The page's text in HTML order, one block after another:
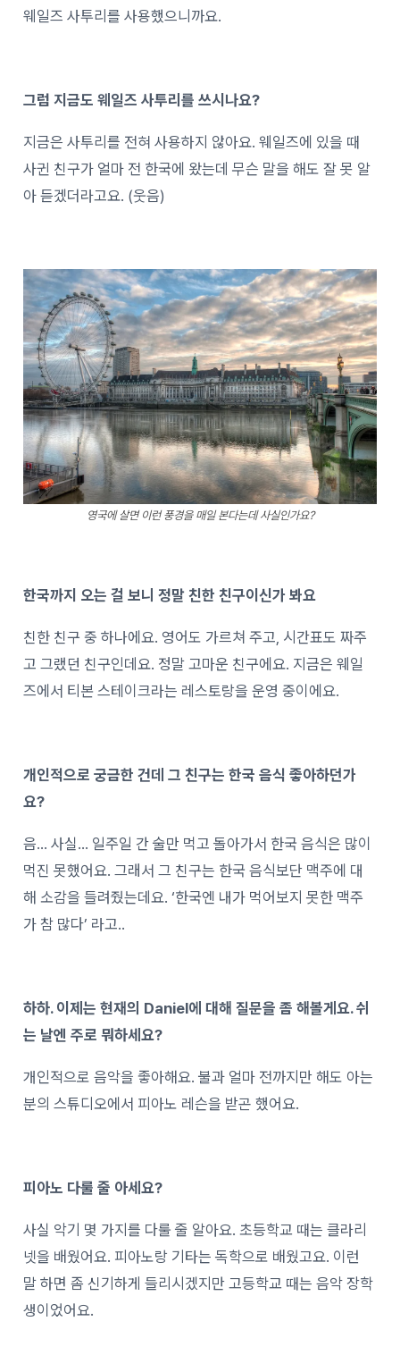
웨일즈 사투리를 사용했으니까요.
그럼 지금도 웨일즈 사투리를 쓰시나요?
지금은 사투리를 전혀 사용하지 않아요. 웨일즈에 있을 때
사귄 친구가 얼마 전 한국에 왔는데 무슨 말을 해도 잘 못 알
아 듣겠더라고요. (웃음)
영국에 살면 이런 풍경을 매일 본다는데 사실인가요?
한국까지 오는 걸 보니 정말 친한 친구이신가 봐요
친한 친구 중 하나에요. 영어도 가르쳐 주고, 시간표도 짜주
고 그랬던 친구인데요. 정말 고마운 친구에요. 지금은 웨일
즈에서 티본 스테이크라는 레스토랑을 운영 중이에요.
개인적으로 궁금한 건데 그 친구는 한국 음식 좋아하던가
요?
음… 사실… 일주일 간 술만 먹고 돌아가서 한국 음식은 많이
먹진 못했어요. 그래서 그 친구는 한국 음식보단 맥주에 대
해 소감을 들려줬는데요. ‘한국엔 내가 먹어보지 못한 맥주
가 참 많다’ 라고..
하하. 이제는 현재의 Daniel에 대해 질문을 좀 해볼게요. 쉬
는 날엔 주로 뭐하세요?
개인적으로 음악을 좋아해요. 불과 얼마 전까지만 해도 아는
분의 스튜디오에서 피아노 레슨을 받곤 했어요.
피아노 다룰 줄 아세요?
사실 악기 몇 가지를 다룰 줄 알아요. 초등학교 때는 클라리
넷을 배웠어요. 피아노랑 기타는 독학으로 배웠고요. 이런
말 하면 좀 신기하게 들리시겠지만 고등학교 때는 음악 장학
생이었어요.